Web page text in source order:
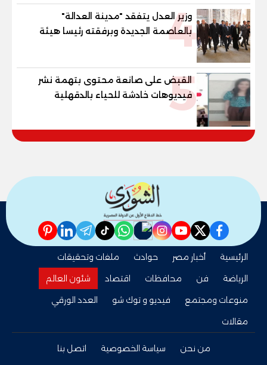
4
وزير العدل يتفقد "مدينة العدالة"
بالعاصمة الجديدة وبرفقته رئيسا هيئة
قضايا الدولة وهيئة النيابة الإدارية
5
القبض على صانعة محتوى بتهمة نشر
فيديوهات خادشة للحياء بالدقهلية
facebook
twitter
youtube
instagram
nabd
whatsapp
tiktok
telegram
linkedin
pinterest
الرئيسية أخبار مصر حوادث
ملفات وتحقيقات
الرياضة
فن محافظات اقتصاد
شئون العالم
منوعات ومجتمع
فيديو و توك شو
العدد الورقي
مقالات
من نحن سياسة الخصوصية اتصل بنا